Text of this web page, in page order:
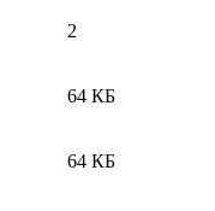
2
64 КБ
64 КБ